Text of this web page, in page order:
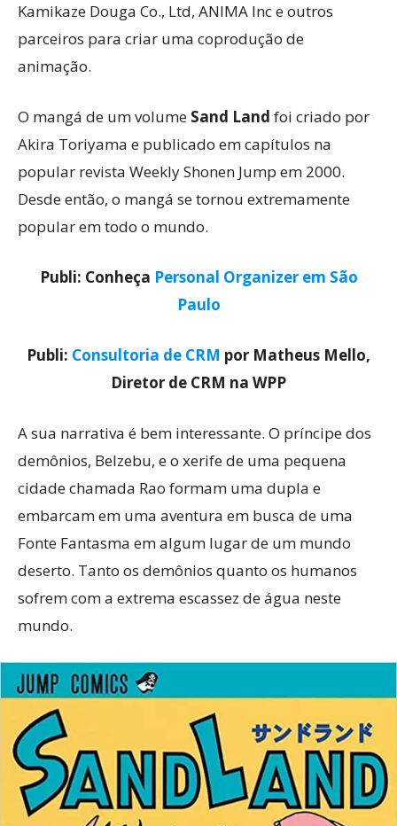
Kamikaze Douga Co., Ltd, ANIMA Inc e outros
parceiros para criar uma coprodução de
animação.
O mangá de um volume Sand Land foi criado por
Akira Toriyama e publicado em capítulos na
popular revista Weekly Shonen Jump em 2000.
Desde então, o mangá se tornou extremamente
popular em todo o mundo.
Publi: Conheça Personal Organizer em São
Paulo
Publi: Consultoria de CRM por Matheus Mello,
Diretor de CRM na WPP
A sua narrativa é bem interessante. O príncipe dos
demônios, Belzebu, e o xerife de uma pequena
cidade chamada Rao formam uma dupla e
embarcam em uma aventura em busca de uma
Fonte Fantasma em algum lugar de um mundo
deserto. Tanto os demônios quanto os humanos
sofrem com a extrema escassez de água neste
mundo.